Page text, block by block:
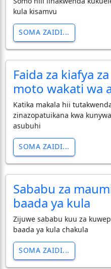
kula kisamvu
SOMA ZAIDI...
Faida za kiafya
moto wakati wa
Katika makala hii
zinazopatuikana kwa
asubuhi
SOMA ZAIDI...
Sababu za
baada ya kula
Zijuwe sababu kuu za
baada ya kula chakula
SOMA ZAIDI...